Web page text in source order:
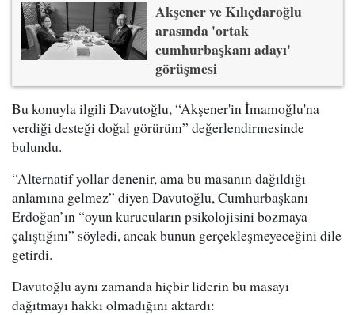
Akşener ve Kılıçdaroğlu
arasında 'ortak
cumhurbaşkanı adayı'
görüşmesi
Bu konuyla ilgili Davutoğlu, “Akşener'in İmamoğlu'na
verdiği desteği doğal görürüm” değerlendirmesinde
bulundu.
“Alternatif yollar denenir, ama bu masanın dağıldığı
anlamına gelmez” diyen Davutoğlu, Cumhurbaşkanı
Erdoğan’ın “oyun kurucuların psikolojisini bozmaya
çalıştığını” söyledi, ancak bunun gerçekleşmeyeceğini dile
getirdi.
Davutoğlu aynı zamanda hiçbir liderin bu masayı
dağıtmayı hakkı olmadığını aktardı: